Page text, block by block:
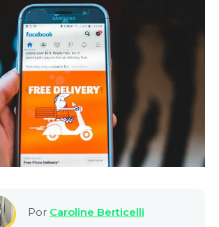
Por Caroline Berticelli